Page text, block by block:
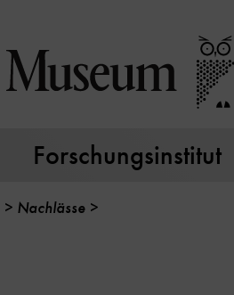
Forschungsinstitut
Nachlässe